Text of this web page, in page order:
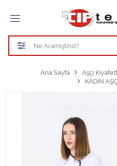
Tüm
HASTANE KIYAFETLERİ
TEMİZLİK PERSONEL
Tüm Kategorileri Gör
Ana Sayfa Aşçı
KADIN